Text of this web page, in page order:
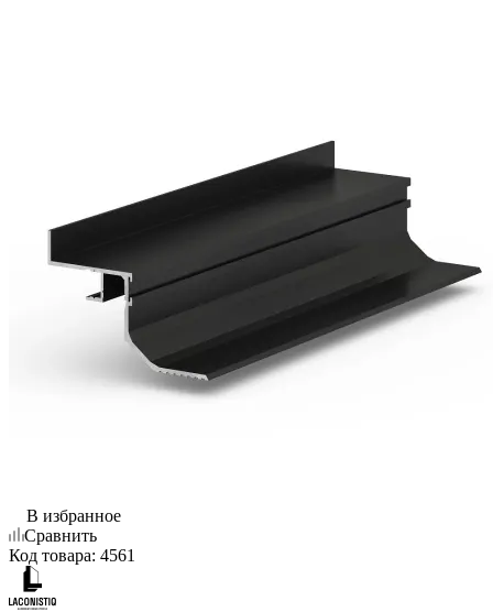
В избранное
Сравнить
Код товара: 4561